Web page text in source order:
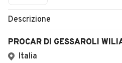
Descrizione
PROCAR DI GESSAROLI
Italia